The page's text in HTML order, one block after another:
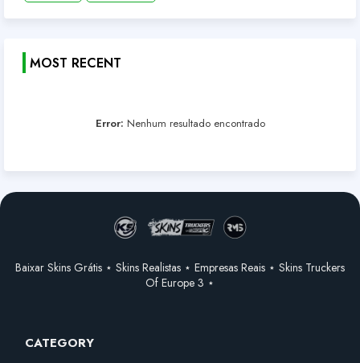
MOST RECENT
Error: Nenhum resultado encontrado
Baixar Skins Grátis ⋆ Skins Realistas ⋆ Empresas Reais ⋆ Skins Truckers
Of Europe 3 ⋆
CATEGORY